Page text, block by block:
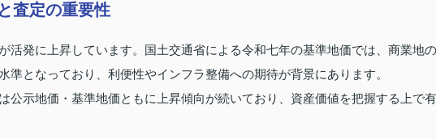
査定の重要性
活発に上昇しています。国土交通省による令和七年の基準地価では、商業地の
準となっており、利便性やインフラ整備への期待が背景にあります。
公示地価・基準地価ともに上昇傾向が続いており、資産価値を把握する上で有